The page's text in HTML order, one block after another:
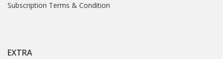
Subscription Terms & Condition
EXTRA